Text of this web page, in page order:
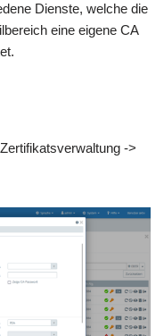
Dienste, welche die
eine eigene CA
->